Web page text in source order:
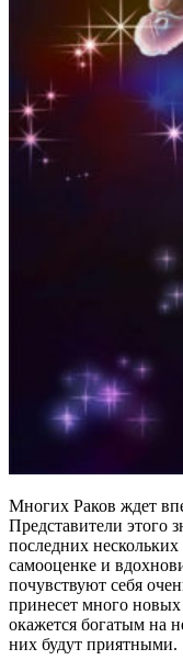
Многих Раков ждет
Представители этого
последних нескольких
самооценке и
почувствуют себя
принесет много
окажется богатым на
них будут приятными.